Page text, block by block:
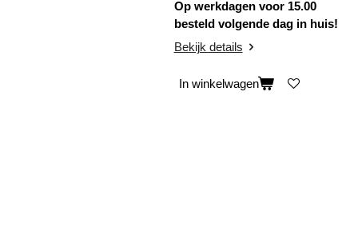
Op werkdagen voor 15.00
besteld volgende dag in huis!
Bekijk details
In winkelwagen